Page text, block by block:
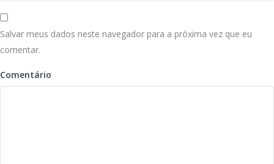
Salvar meus dados neste navegador para a próxima vez que eu
comentar.
Comentário